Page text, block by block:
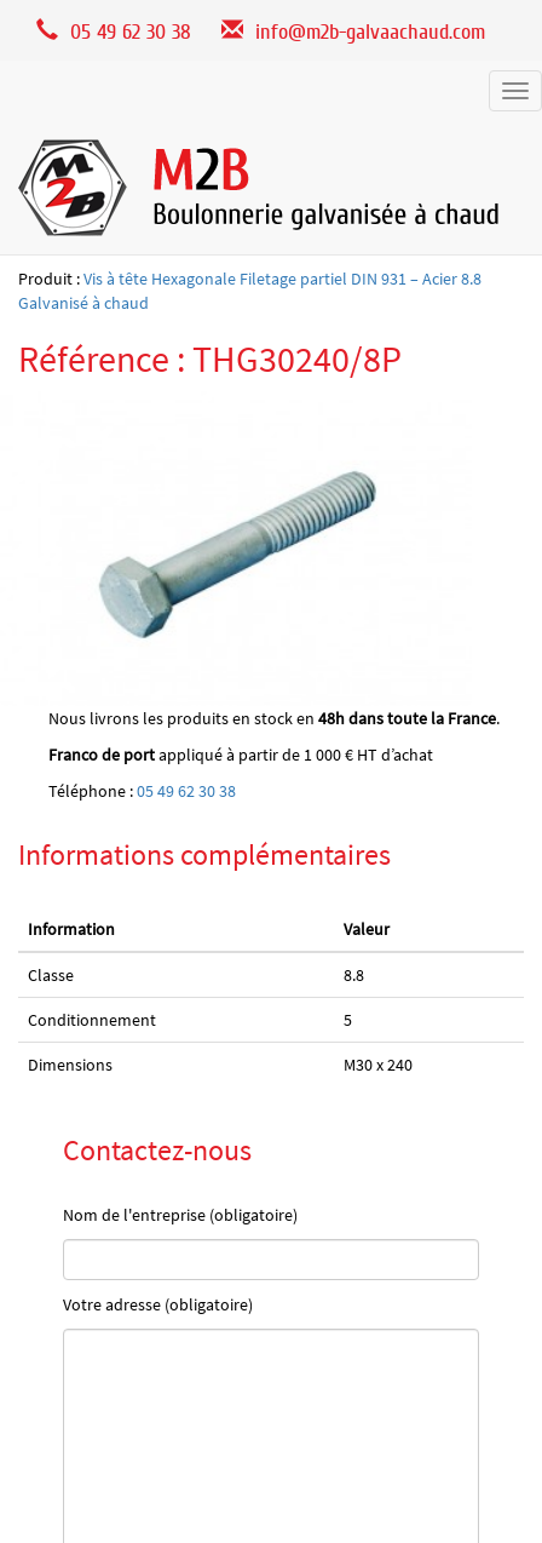
05 49 62 30 38 info@m2b-galvaachaud.com
Produit :Vis à tête Hexagonale Filetage partiel DIN 931 – Acier 8.8
Galvanisé à chaud
Référence : THG30240/8P
Nous livrons les produits en stock en 48h dans toute la France.
Franco de portappliqué à partir de 1 000 € HT d’achat
Téléphone :05 49 62 30 38
Informations complémentaires
Information Valeur
Classe 8.8
Conditionnement 5
Dimensions M30 x 240
Contactez-nous
Nom de l'entreprise (obligatoire)
Votre adresse (obligatoire)